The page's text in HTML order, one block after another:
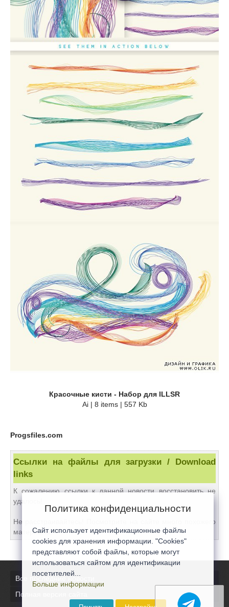
Красочные кисти - Набор для ILLSR
Ai | 8 items | 557 Kb
Progsfiles.com
Ссылки на файлы для загрузки / Download
links
К сожалению ссылки к данной новости восстановить не
удалось!
Не расстраивайтесь! Посмотрите на сайте много похожего
материала!
Все последние новости
Полная версия сайта
Политика конфиденциальности
Сайт использует идентификационные файлы
cookies для хранения информации. "Cookies"
представляют собой файлы, которые могут
использоваться сайтом для идентификации
посетителей...
Больше информации